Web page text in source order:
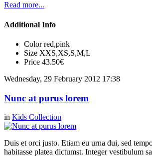
Read more...
Additional Info
Color red,pink
Size XXS,XS,S,M,L
Price 43.50€
Wednesday, 29 February 2012 17:38
Nunc at purus lorem
in Kids Collection
Duis et orci justo. Etiam eu urna dui, sed
habitasse platea dictumst. Integer vestibulum